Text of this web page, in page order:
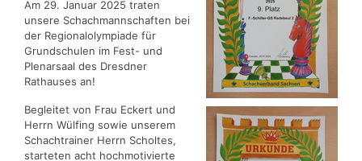
Am 29. Januar 2025 traten
unsere Schachmannschaften bei
der Regionalolympiade für
Grundschulen im Fest- und
Plenarsaal des Dresdner
Rathauses an!
Begleitet von Frau Eckert und
Herrn Wülfing sowie unserem
Schachtrainer Herrn Scholtes,
starteten acht hochmotivierte